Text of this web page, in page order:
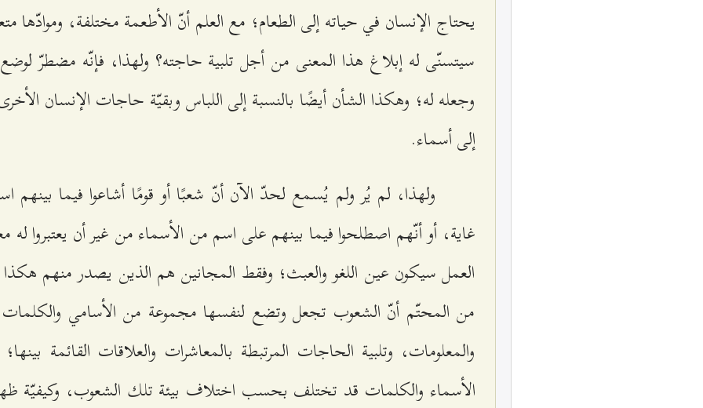
يحتاج الإنسان في حياته إلى الطعام؛ مع العلم أنّ الأطعمة مختلفة، وموادّها
سيتسنّى له إبلاغ هذا المعنى من أجل تلبية حاجته؟ ولهذا، فإنّه مضطرّ
وجعله له؛ وهكذا الشأن أيضًا بالنسبة إلى اللباس وبقيّة حاجات الإنسان
إلى أسماء.
ولهذا، لم يُر ولم يُسمع لحدّ الآن أنّ شعبًا أو قومًا أشاعوا فيما
غاية، أو أنّهم اصطلحوا فيما بينهم على اسم من الأسماء من غير أن يعتبروا
العمل سيكون عين اللغو والعبث؛ وفقط المجانين هم الذين يصدر منهم هكذا
من المحتّم أنّ الشعوب تجعل وتضع لنفسها مجموعة من الأسامي والكلمات
والمعلومات، وتلبية الحاجات المرتبطة بالمعاشرات والعلاقات القائمة
الأسماء والكلمات قد تختلف بحسب اختلاف بيئة تلك الشعوب، وكيفيّة